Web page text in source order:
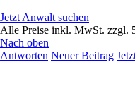
Jetzt Anwalt suchen
Alle Preise inkl. MwSt. zzgl.
Nach oben
Antworten Neuer Beitrag